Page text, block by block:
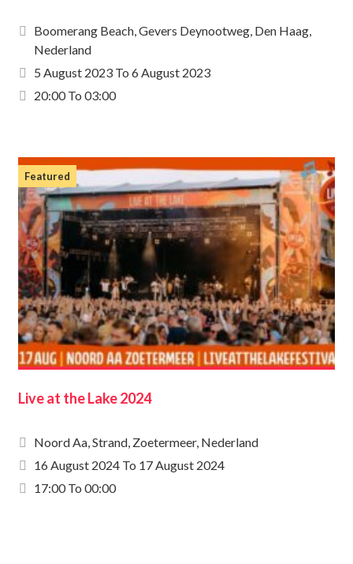
Boomerang Beach, Gevers Deynootweg, Den Haag,
Nederland
5 August 2023 To 6 August 2023
20:00 To 03:00
Featured
Live at the Lake 2024
Noord Aa, Strand, Zoetermeer, Nederland
16 August 2024 To 17 August 2024
17:00 To 00:00